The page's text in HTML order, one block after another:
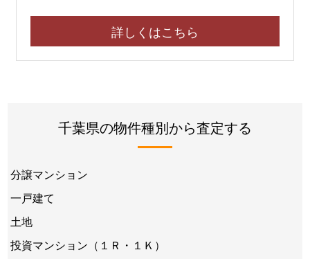
詳しくはこちら
千葉県の物件種別から査定する
分譲マンション
一戸建て
土地
投資マンション（１Ｒ・１Ｋ）